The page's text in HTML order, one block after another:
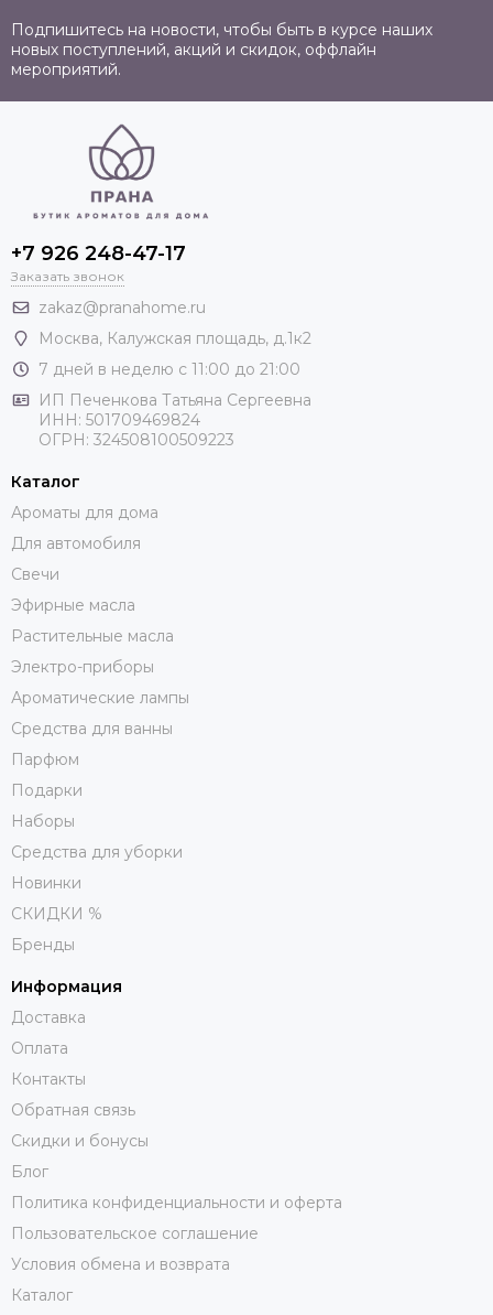
Подпишитесь на новости, чтобы быть в курсе наших
новых поступлений, акций и скидок, оффлайн
мероприятий.
+7 926 248-47-17
Заказать звонок
zakaz@pranahome.ru
Москва, Калужская площадь, д.1к2
7 дней в неделю с 11:00 до 21:00
ИП Печенкова Татьяна Сергеевна
ИНН: 501709469824
ОГРН: 324508100509223
Каталог
Ароматы для дома
Для автомобиля
Свечи
Эфирные масла
Растительные масла
Электро-приборы
Ароматические лампы
Средства для ванны
Парфюм
Подарки
Наборы
Средства для уборки
Новинки
СКИДКИ %
Бренды
Информация
Доставка
Оплата
Контакты
Обратная связь
Скидки и бонусы
Блог
Политика конфиденциальности и оферта
Пользовательское соглашение
Условия обмена и возврата
Каталог